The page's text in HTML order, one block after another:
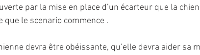
par la mise en place d’un écarteur que la
le scenario commence .
devra être obéissante, qu’elle devra aider sa